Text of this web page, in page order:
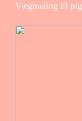
Vægmaling til